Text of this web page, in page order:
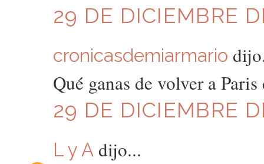
29 DE DICIEMBRE
cronicasdemiarmario
Qué ganas de volver a
29 DE DICIEMBRE
L y Adijo...